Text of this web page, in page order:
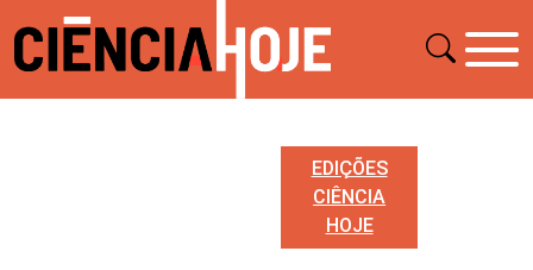
EDIÇÕES
CIÊNCIA
HOJE